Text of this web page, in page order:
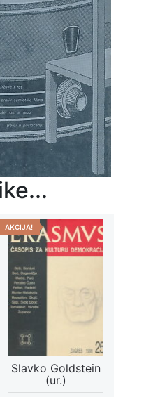
AKCIJA!
Slavko Goldstein
(ur.)